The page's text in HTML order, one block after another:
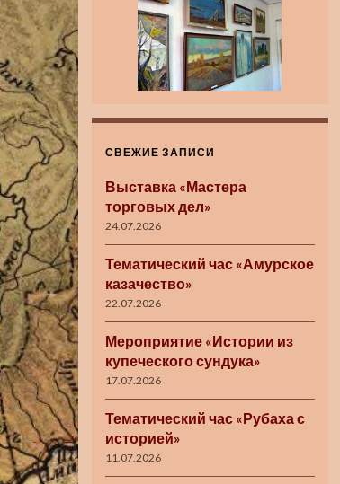
СВЕЖИЕ ЗАПИСИ
Выставка «Мастера
торговых дел»
24.07.2026
Тематический час «Амурское
казачество»
22.07.2026
Мероприятие «Истории из
купеческого сундука»
17.07.2026
Тематический час «Рубаха с
историей»
11.07.2026